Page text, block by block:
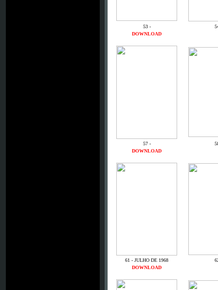
53 -
DOWNLOAD
57 -
DOWNLOAD
61 - JULHO DE 1968
DOWNLOAD